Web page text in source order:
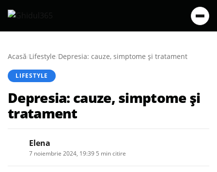
Acasă/Lifestyle/Depresia: cauze, simptome și tratament
LIFESTYLE
Depresia: cauze, simptome și
tratament
Elena
7 noiembrie 2024, 19:39 5 min citire